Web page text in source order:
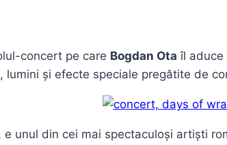
concert pe care Bogdan Ota îl aduce
și efecte speciale pregătite de
unul din cei mai spectaculoși artiști